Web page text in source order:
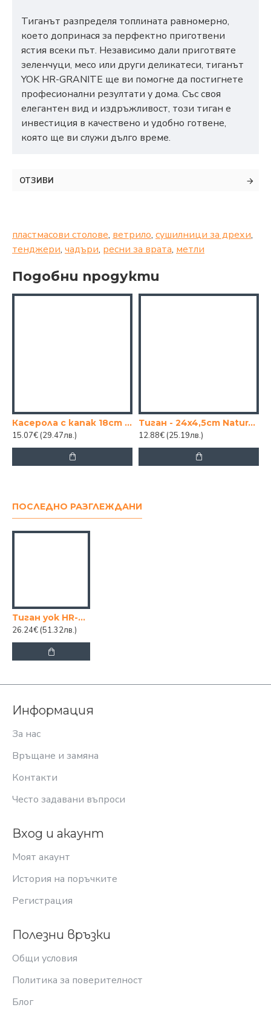
Тиганът разпределя топлината равномерно,
което допринася за перфектно приготвени
ястия всеки път. Независимо дали приготвяте
зеленчуци, месо или други деликатеси, тиганът
YOK HR-GRANITE ще ви помогне да постигнете
професионални резултати у дома. Със своя
елегантен вид и издръжливост, този тиган е
инвестиция в качествено и удобно готвене,
която ще ви служи дълго време.
ОТЗИВИ
пластмасови столове, ветрило, сушилници за дрехи,
тенджери, чадъри, ресни за врата, метли
Подобни продукти
Касерола с капак 18cm GRAMMY-GREEN
15.07€ (29.47лв.)
Тиган - 24x4,5cm Natural Cooker
12.88€ (25.19лв.)
ПОСЛЕДНО РАЗГЛЕЖДАНИ
Тиган yok HR-GRANITE 28СМ.
26.24€ (51.32лв.)
Информация
За нас
Връщане и замяна
Контакти
Често задавани въпроси
Вход и акаунт
Моят акаунт
История на поръчките
Регистрация
Полезни връзки
Общи условия
Политика за поверителност
Блог